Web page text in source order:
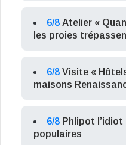
6/8 Atelier «
les proies
6/8 Visite «
maisons
6/8 Phlipot
populaires